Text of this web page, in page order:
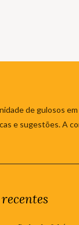
de gulosos
e sugestões. A